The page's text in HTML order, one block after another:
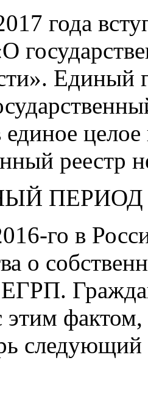
года
Единый
единое
ПЕРИОД
го в
о
этим